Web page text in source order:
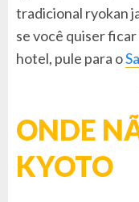
tradicional ryokan
se você quiser
hotel, pule para o
ONDE
KYOTO